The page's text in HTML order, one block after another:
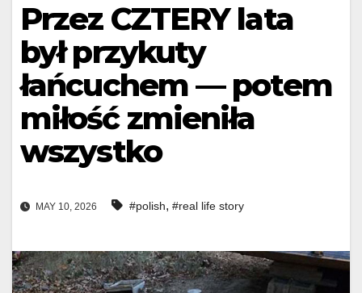
Przez CZTERY lata
był przykuty
łańcuchem — potem
miłość zmieniła
wszystko
MAY 10, 2026 #polish, #real life story